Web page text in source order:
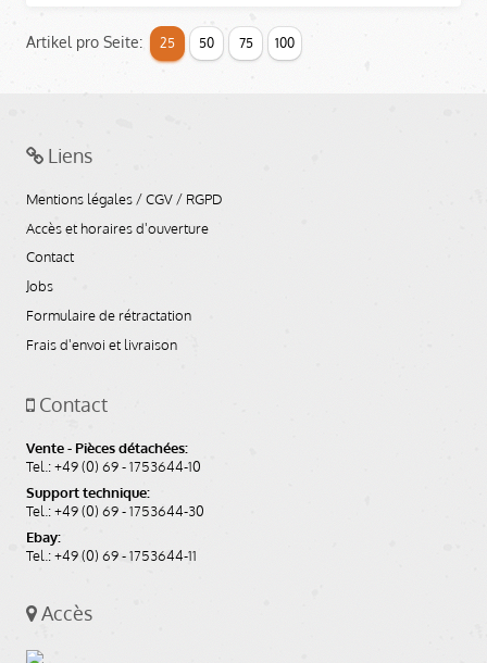
Artikel pro Seite: 25 50 75 100
Liens
Mentions légales / CGV / RGPD
Accès et horaires d'ouverture
Contact
Jobs
Formulaire de rétractation
Frais d'envoi et livraison
Contact
Vente - Pièces détachées:
Tel.: +49 (0) 69 - 1753644-10
Support technique:
Tel.: +49 (0) 69 - 1753644-30
Ebay:
Tel.: +49 (0) 69 - 1753644-11
Accès